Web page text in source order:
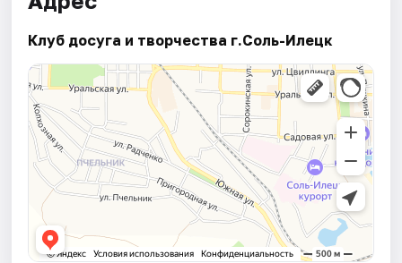
Клуб досуга и творчества г.Соль-Илецк